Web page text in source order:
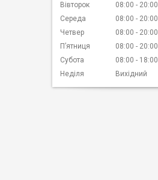
Вівторок
08:00
20:00
Середа
08:00
20:00
Четвер
08:00
20:00
Пʼятниця
08:00
20:00
Субота
08:00
18:00
Неділя
Вихідний